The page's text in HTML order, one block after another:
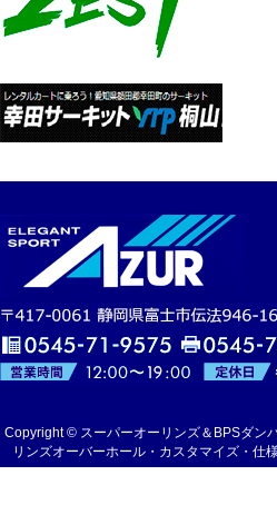
Copyright © スーパーオーリンズ＆BPSダン
リンズオーバーホール・カスタマイズ・仕